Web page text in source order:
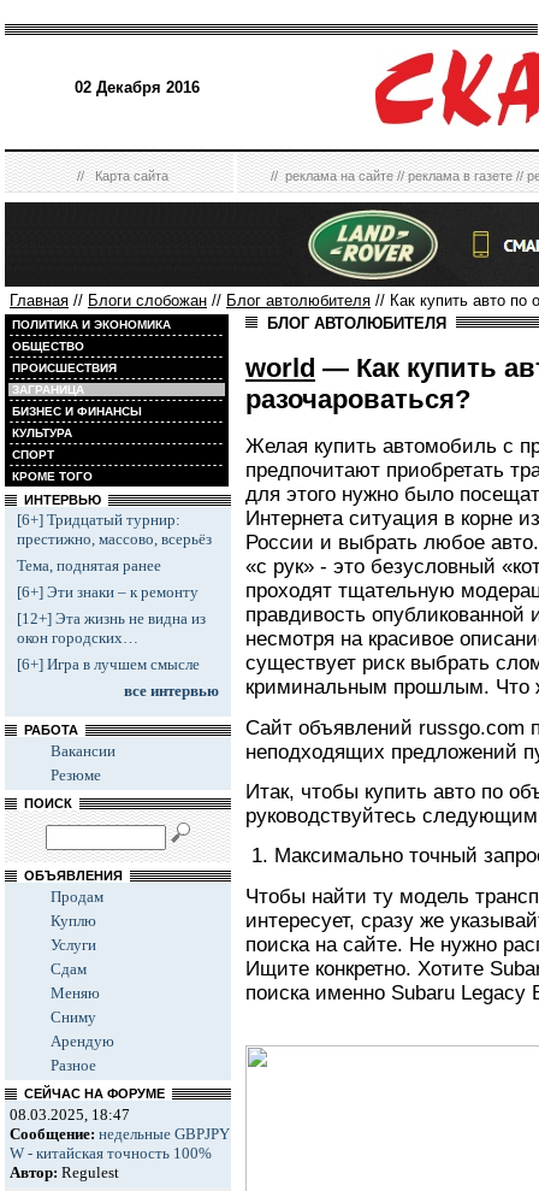
02 Декабря 2016
//Карта сайта //реклама на сайте//реклама в газете//
Главная // Блоги слобожан // Блог автолюбителя // Как купить авто по
ПОЛИТИКА И ЭКОНОМИКА
ОБЩЕСТВО
ПРОИСШЕСТВИЯ
ЗАГРАНИЦА
БИЗНЕС И ФИНАНСЫ
КУЛЬТУРА
СПОРТ
КРОМЕ ТОГО
ИНТЕРВЬЮ
[6+] Тридцатый турнир:
престижно, массово, всерьёз
Тема, поднятая ранее
[6+] Эти знаки – к ремонту
[12+] Эта жизнь не видна из
окон городских…
[6+] Игра в лучшем смысле
все интервью
РАБОТА
Вакансии
Резюме
ПОИСК
ОБЪЯВЛЕНИЯ
Продам
Куплю
Услуги
Сдам
Меняю
Сниму
Арендую
Разное
СЕЙЧАС НА ФОРУМЕ
08.03.2025, 18:47
Сообщение: недельные GBPJPY
W - китайская точность 100%
Автор: Regulest
БЛОГ АВТОЛЮБИТЕЛЯ
world — Как купить
разочароваться?
Желая купить автомобиль с
предпочитают приобретать
для этого нужно было
Интернета ситуация в корне
России и выбрать любое
«с рук» - это безусловный
проходят тщательную
правдивость
несмотря на красивое
существует риск выбрать
криминальным прошлым. Что
Сайт объявлений russgo.com
неподходящих предложений
Итак, чтобы купить авто по
руководствуйтесь
1. Максимально точный
Чтобы найти ту модель
интересует, сразу же
поиска на сайте. Не нужно
Ищите конкретно. Хотите
поиска именно Subaru Legacy